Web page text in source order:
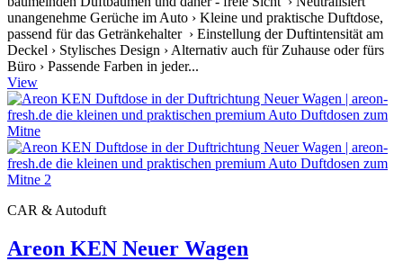
unangenehme Gerüche im Auto › Kleine und praktische Duftdose,
passend für das Getränkehalter › Einstellung der Duftintensität am
Deckel › Stylisches Design › Alternativ auch für Zuhause oder fürs
Büro › Passende Farben in jeder...
View
CAR & Autoduft
Areon KEN Neuer Wagen